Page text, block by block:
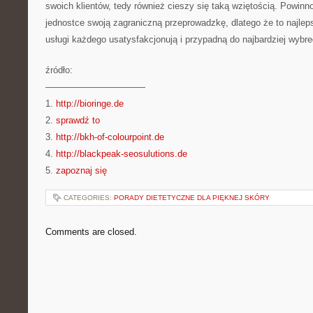
swoich klientów, tedy również cieszy się taką wziętością.
jednostce swoją zagraniczną przeprowadzkę, dlatego że to
usługi każdego usatysfakcjonują i przypadną do najbardziej
źródło:
———————————
1. http://bioringe.de
2. sprawdź to
3. http://bkh-of-colourpoint.de
4. http://blackpeak-seosulutions.de
5. zapoznaj się
CATEGORIES: PORADY DIETETYCZNE DLA PIĘKNEJ SKÓRY
Comments are closed.